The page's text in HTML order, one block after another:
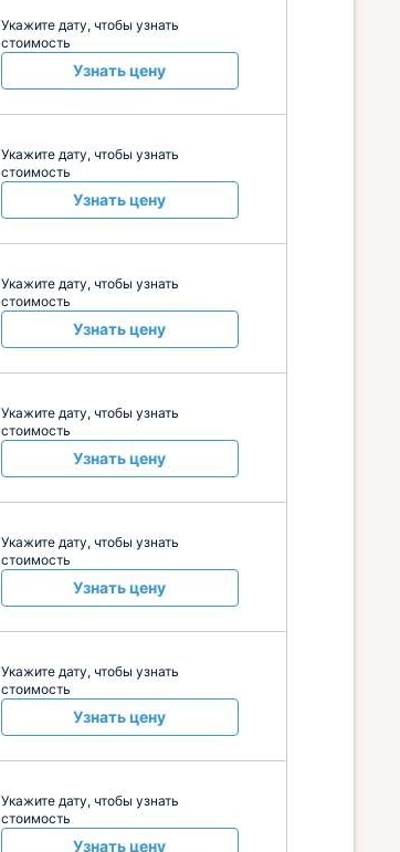
Укажите дату, чтобы узнать
стоимость
Узнать цену
Укажите дату, чтобы узнать
стоимость
Узнать цену
Укажите дату, чтобы узнать
стоимость
Узнать цену
Укажите дату, чтобы узнать
стоимость
Узнать цену
Укажите дату, чтобы узнать
стоимость
Узнать цену
Укажите дату, чтобы узнать
стоимость
Узнать цену
Укажите дату, чтобы узнать
стоимость
Узнать цену